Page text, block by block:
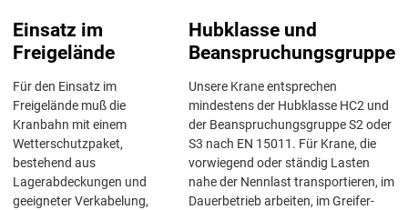
Einsatz im
Freigelände
Für den Einsatz im
Freigelände muß die
Kranbahn mit einem
Wetterschutzpaket,
bestehend aus
Lagerabdeckungen und
geeigneter Verkabelung,
Hubklasse und
Beanspruchungsgruppe
Unsere Krane entsprechen
mindestens der Hubklasse HC2 und
der Beanspruchungsgruppe S2 oder
S3 nach EN 15011. Für Krane, die
vorwiegend oder ständig Lasten
nahe der Nennlast transportieren, im
Dauerbetrieb arbeiten, im Greifer-